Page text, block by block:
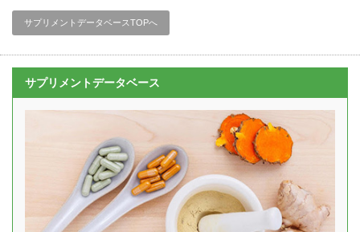
サプリメントデータベースTOPへ
サプリメントデータベース